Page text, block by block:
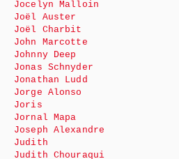
Jocelyn Malloin
Joël Auster
Joël Charbit
John Marcotte
Johnny Deep
Jonas Schnyder
Jonathan Ludd
Jorge Alonso
Joris
Jornal Mapa
Joseph Alexandre
Judith
Judith Chouraqui